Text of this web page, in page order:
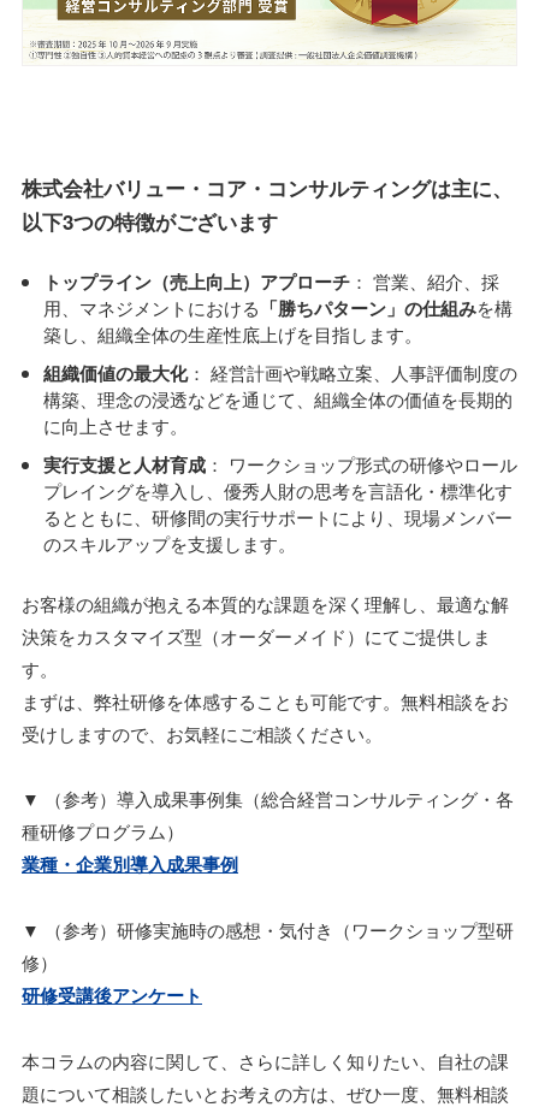
株式会社バリュー・コア・コンサルティングは主に、
以下3つの特徴がございます
トップライン（売上向上）アプローチ ： 営業、紹介、採
用、マネジメントにおける 「勝ちパターン」の仕組みを構
築し、組織全体の生産性底上げを目指します。
組織価値の最大化： 経営計画や戦略立案、人事評価制度の
構築、理念の浸透などを通じて、組織全体の価値を長期的
に向上させます。
実行支援と人材育成 ： ワークショップ形式の研修やロール
プレイングを導入し、優秀人財の思考を言語化・標準化す
るとともに、研修間の実行サポートにより、現場メンバー
のスキルアップを支援します。
お客様の組織が抱える本質的な課題を深く理解し、最適な解
決策をカスタマイズ型（オーダーメイド）にてご提供しま
す。
まずは、弊社研修を体感することも可能です。無料相談をお
受けしますので、お気軽にご相談ください。
▼ （参考）導入成果事例集（総合経営コンサルティング・各
種研修プログラム）
業種・企業別導入成果事例
▼ （参考）研修実施時の感想・気付き（ワークショップ型研
修）
研修受講後アンケート
本コラムの内容に関して、さらに詳しく知りたい、自社の課
題について相談したいとお考えの方は、ぜひ一度、無料相談